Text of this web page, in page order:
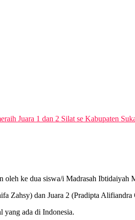
Juara 1 dan 2 Silat se Kabupaten
oleh ke dua siswa/i Madrasah Ibtidaiyah
Zahsy) dan Juara 2 (Pradipta
yang ada di Indonesia.